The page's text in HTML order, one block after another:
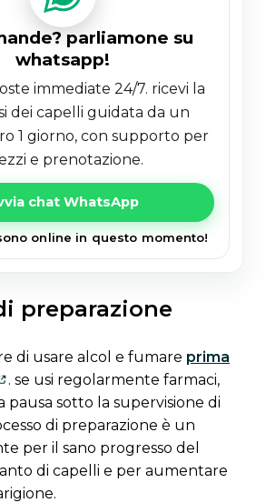
whatsapp!
dei capelli guidata da un
1 giorno, con supporto per
e prenotazione.
chat WhatsApp
online in questo momento!
preparazione
di usare alcol e fumare prima
. se usi regolarmente farmaci,
pausa sotto la supervisione di
di preparazione è un
per il sano progresso del
di capelli e per aumentare